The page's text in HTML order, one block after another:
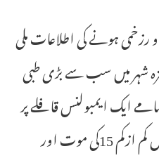
ہونے کی اطلاعات ملی
شہر میں سب سے بڑی طبی
ایک ایمبولنس قافلے پر
پیش ائے اسرائیلی فضائی حملے میں کم ازکم 15کی موت اور